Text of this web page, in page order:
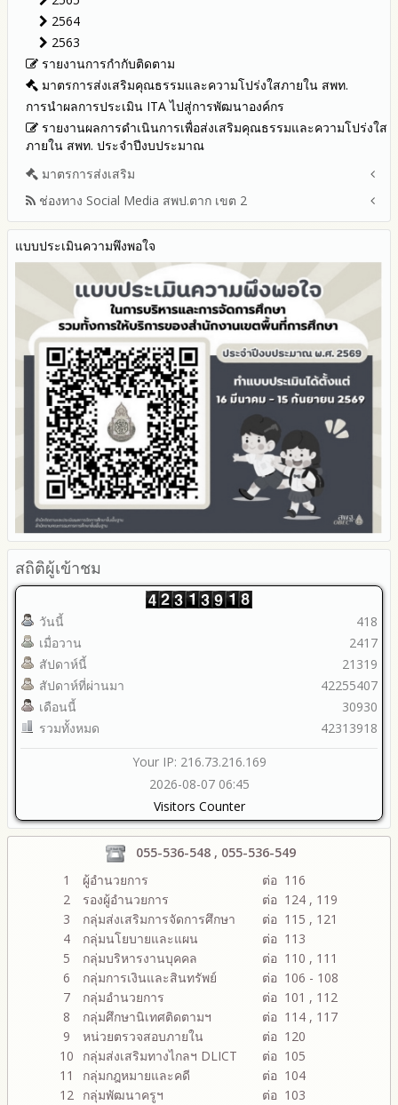
My Office
My School
SL-WEB
BRSS
ACC Tak2
ข้อมูลสถิติการให้บริการ
2564
2563
รายงานการกำกับติดตาม
มาตรการส่งเสริมคุณธรรมและความโปร่งใสภายใน สพท.
การนำผลการประเมิน ITA ไปสู่การพัฒนาองค์กร
รายงานผลการดำเนินการเพื่อส่งเสริมคุณธรรมและความโปร่งใส
ภายใน สพท. ประจำปีงบประมาณ
มาตรการส่งเสริม
มาตรการเผยแพร่ข้อมูลต่อสาธารณะ
มาตรการส่งเสริมความโปร่งใสในการจัดซื้อจัดจ้าง
มาตราการจัดการเรื่องร้องเรียนการทุจริต
มาตรการป้องกันการรับสินบน
มาตรการป้องกันการขัดกันระหว่างผลประโยชน์ส่วนตนกับส่วนรวม
มาตรการตรวจสอบการใช้ดุลพินิจ
มาตราการให้ผู้มีส่วนได้ส่วนเสียมีส่วนร่วม
ช่องทาง Social Media สพป.ตาก เขต 2
Q&A / ชมเชย / เสนอแนะ
Facebook เพจ สพป.ตาก 2
Youtube ช่อง สพป.ตาก เขต 2
Youtube เรื่องเล่าข่าวตาก 2
แบบประเมินความพึงพอใจ
สถิติผู้เข้าชม
วันนี้
เมื่อวาน
สัปดาห์นี้
สัปดาห์ที่ผ่านมา
เดือนนี้
รวมทั้งหมด
418
2417
21319
42255407
30930
42313918
Your IP: 216.73.216.169
2026-08-07 06:45
Visitors Counter
055-536-548 , 055-536-549
1
ผู้อำนวยการ
ต่อ 116
2
รองผู้อำนวยการ
ต่อ 124 , 119
3
กลุ่มส่งเสริมการจัดการศึกษา
ต่อ 115 , 121
4
กลุ่มนโยบายและแผน
ต่อ 113
5
กลุ่มบริหารงานบุคคล
ต่อ 110 , 111
6
กลุ่มการเงินและสินทรัพย์
ต่อ 106 - 108
7
กลุ่มอำนวยการ
ต่อ 101 , 112
8
กลุ่มศึกษานิเทศติดตามฯ
ต่อ 114 , 117
9
หน่วยตรวจสอบภายใน
ต่อ 120
10
กลุ่มส่งเสริมทางไกลฯ DLICT
ต่อ 105
11
กลุ่มกฎหมายและคดี
ต่อ 104
12 กลุ่มพัฒนาครูฯ
ต่อ 103